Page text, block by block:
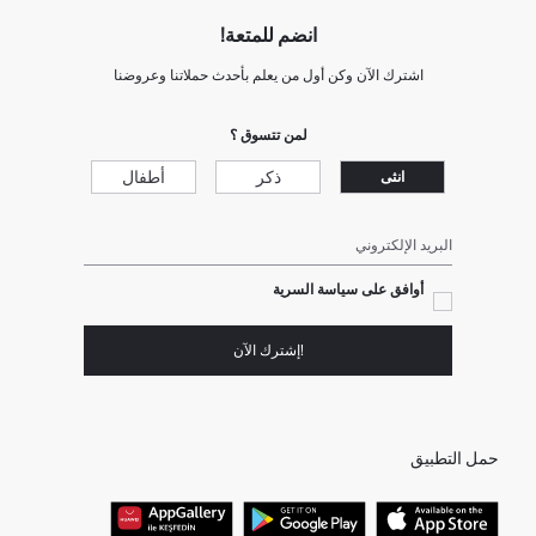
انضم للمتعة!
اشترك الآن وكن أول من يعلم بأحدث حملاتنا وعروضنا
لمن تتسوق ؟
انثى ذكر أطفال
البريد الإلكتروني
أوافق على سياسة السرية
!إشترك الآن
حمل التطبيق